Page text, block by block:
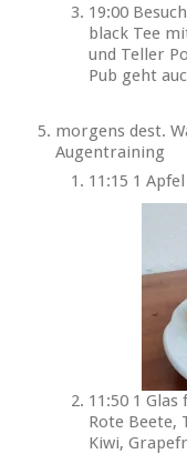
19:00
black Tee
und Teller
Pub geht
morgens dest.
Augentraining
11:15 1 Apfel
11:50 1
Rote Beete,
Kiwi,